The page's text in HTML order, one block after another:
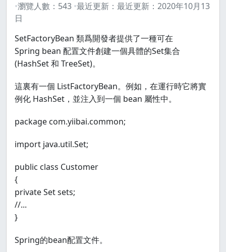
瀏覽人數： 543 最近更新： 最近更新： 2020年10月13
日
SetFactoryBean 類爲開發者提供了一種可在
Spring bean 配置文件創建一個具體的Set集合
(HashSet 和 TreeSet)。
這裏有一個 ListFactoryBean。例如，在運行時它將實
例化 HashSet，並注入到一個 bean 屬性中。
package com.yiibai.common;
import java.util.Set;
public class Customer
{
private Set sets;
//...
}
Spring的bean配置文件。